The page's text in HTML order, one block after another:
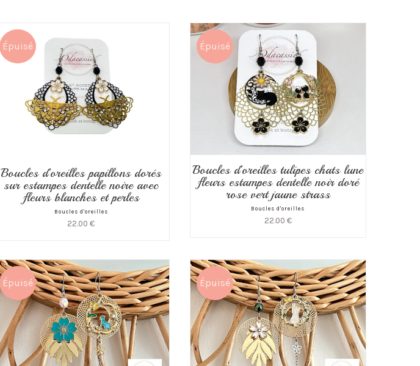
Épuisé
Boucles d’oreilles papillons dorés
sur estampes dentelle noire avec
fleurs blanches et perles
Boucles d'oreilles
22.00 €
Épuisé
Boucles d’oreilles tulipes chats lune
fleurs estampes dentelle noir doré
rose vert jaune strass
Boucles d'oreilles
22.00 €
Épuisé Épuisé